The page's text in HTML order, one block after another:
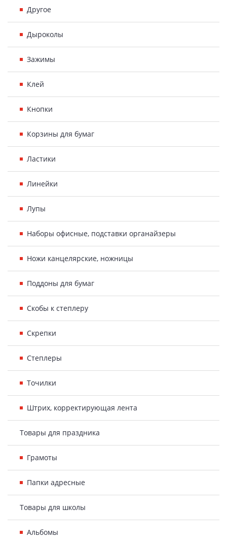
Другое
Дыроколы
Зажимы
Клей
Кнопки
Корзины для бумаг
Ластики
Линейки
Лупы
Наборы офисные, подставки органайзеры
Ножи канцелярские, ножницы
Поддоны для бумаг
Скобы к степлеру
Скрепки
Степлеры
Точилки
Штрих, корректирующая лента
Товары для праздника
Грамоты
Папки адресные
Товары для школы
Альбомы